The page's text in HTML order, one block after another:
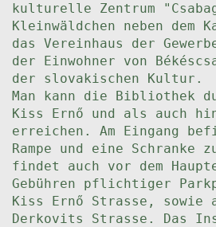
kulturelle Zentrum
Kleinwäldchen neben dem
das Vereinhaus der
der Einwohner von
der slovakischen Kultur.
Man kann die Bibliothek
Kiss Ernő und als auch
erreichen. Am Eingang
Rampe und eine Schranke
findet auch vor dem
Gebühren pflichtiger
Kiss Ernő Strasse, sowie
Derkovits Strasse. Das